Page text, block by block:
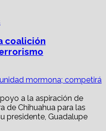
coalición
mormona; competirá